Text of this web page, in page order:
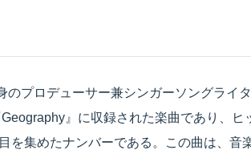
のプロデューサー兼シンガーソングライ
』に収録された楽曲であり、ヒ
を集めたナンバーである。この曲は、音